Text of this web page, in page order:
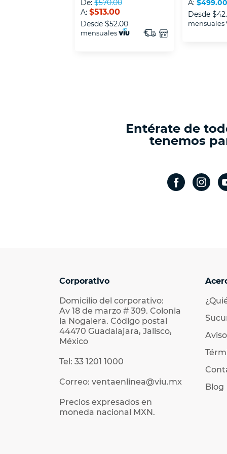
De: $570.00
A: $513.00
Desde $52.00
mensuales
A: $499.00
Desde
mensuales
Entérate de
tenemos
Corporativo
Domicilio del corporativo:
Av 18 de marzo # 309. Colonia
la Nogalera. Código postal
44470 Guadalajara, Jalisco,
México
Tel: 33 1201 1000
Correo: ventaenlinea@viu.mx
Precios expresados en
moneda nacional MXN.
Blog